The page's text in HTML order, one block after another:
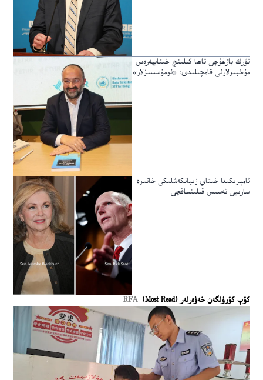
تۈرك يازغۇچى تاھا كىلىنچ خىتايپەرەس
مۇخبىرلارنى قامچىلىدى: «نومۇسسىزلار»
ئامېرىكىدا خىتاي زىيانكەشلىكى خاتىرە
سارىيى تەسىس قىلىنماقچى
كۆپ كۆرۈلگەن خەۋەرلەر (Most Read) RFA